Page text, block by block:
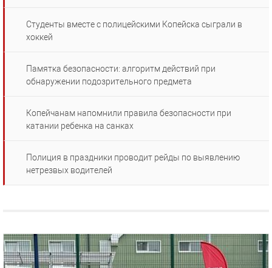
Студенты вместе с полицейскими Копейска сыграли в
хоккей
Памятка безопасности: алгоритм действий при
обнаружении подозрительного предмета
Копейчанам напомнили правила безопасности при
катании ребенка на санках
Полиция в праздники проводит рейды по выявлению
нетрезвых водителей